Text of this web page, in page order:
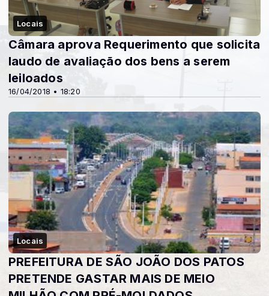
Locais
16/04/2018 • 18:20
Câmara aprova Requerimento que solicita
laudo de avaliação dos bens a serem
leiloados
Locais
PREFEITURA DE SÃO JOÃO DOS PATOS
PRETENDE GASTAR MAIS DE MEIO